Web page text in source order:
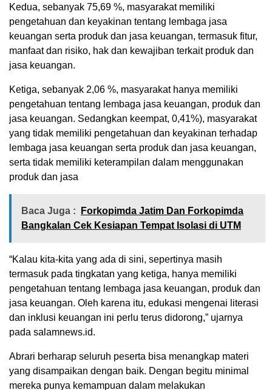
Kedua, sebanyak 75,69 %, masyarakat memiliki
pengetahuan dan keyakinan tentang lembaga jasa
keuangan serta produk dan jasa keuangan, termasuk fitur,
manfaat dan risiko, hak dan kewajiban terkait produk dan
jasa keuangan.
Ketiga, sebanyak 2,06 %, masyarakat hanya memiliki
pengetahuan tentang lembaga jasa keuangan, produk dan
jasa keuangan. Sedangkan keempat, 0,41%), masyarakat
yang tidak memiliki pengetahuan dan keyakinan terhadap
lembaga jasa keuangan serta produk dan jasa keuangan,
serta tidak memiliki keterampilan dalam menggunakan
produk dan jasa
Baca Juga :
Forkopimda Jatim Dan Forkopimda
Bangkalan Cek Kesiapan Tempat Isolasi di UTM
“Kalau kita-kita yang ada di sini, sepertinya masih
termasuk pada tingkatan yang ketiga, hanya memiliki
pengetahuan tentang lembaga jasa keuangan, produk dan
jasa keuangan. Oleh karena itu, edukasi mengenai literasi
dan inklusi keuangan ini perlu terus didorong,” ujarnya
pada salamnews.id.
Abrari berharap seluruh peserta bisa menangkap materi
yang disampaikan dengan baik. Dengan begitu minimal
mereka punya kemampuan dalam melakukan